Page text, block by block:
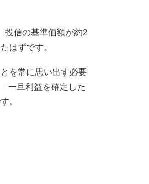
投信の基準価額が約2
はずです。
を常に思い出す必要
一旦利益を確定した
。